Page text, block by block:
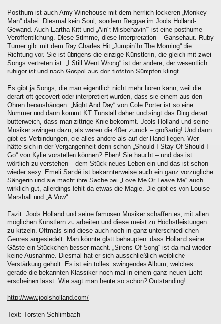
Posthum ist auch Amy Winehouse mit dem herrlich lockeren „Monkey
Man“ dabei. Diesmal kein Soul, sondern Reggae im Jools Holland-
Gewand. Auch Eartha Kitt und „Ain´t Misbehavin´“ ist eine posthume
Veröffentlichung. Diese Stimme, diese Interpretation – Gänsehaut. Ruby
Turner gibt mit dem Ray Charles Hit „Jumpin´In The Morning“ die
Richtung vor. Sie ist übrigens die einzige Künstlerin, die gleich mit zwei
Songs vertreten ist. „I Still Went Wrong“ ist der andere, der wesentlich
ruhiger ist und nach Gospel aus den tiefsten Sümpfen klingt.
Es gibt ja Songs, die man eigentlich nicht mehr hören kann, weil die
derart oft gecovert oder interpretiert wurden, dass sie einem aus den
Ohren heraushängen. „Night And Day“ von Cole Porter ist so eine
Nummer und dann kommt KT Tunstall daher und singt das Ding derart
butterweich, dass man zittrige Knie bekommt. Jools Holland und seine
Musiker swingen dazu, als wären die 40er zurück – großartig! Und dann
gibt es Verbindungen, die alles andere als auf der Hand liegen. Wer
hätte sich in der Vergangenheit denn schon „Should I Stay Of Should I
Go“ von Kylie vorstellen können? Eben! Sie haucht – und das ist
wörtlich zu verstehen – dem Stück neues Leben ein und das ist schon
wieder sexy. Emeli Sandé ist bekannterweise auch ein ganz vorzügliche
Sängerin und sie macht ihre Sache bei „Love Me Or Leave Me“ auch
wirklich gut, allerdings fehlt da etwas die Magie. Die gibt es von Louise
Marshall und „A Vow“.
Fazit: Jools Holland und seine famosen Musiker schaffen es, mit allen
möglichen Künstlern zu arbeiten und diese meist zu Höchstleistungen
zu kitzeln. Oftmals sind diese auch noch in ganz unterschiedlichen
Genres angesiedelt. Man könnte glatt behaupten, dass Holland seine
Gäste ein Stückchen besser macht. „Sirens Of Song“ ist da mal wieder
keine Ausnahme. Diesmal hat er sich ausschließlich weibliche
Verstärkung geholt. Es ist ein tolles, swingendes Album, welches
gerade die bekannten Klassiker noch mal in einem ganz neuen Licht
erscheinen lässt. Wie sagt man heute so schön? Outstanding!
http://www.joolsholland.com/
Text: Torsten Schlimbach